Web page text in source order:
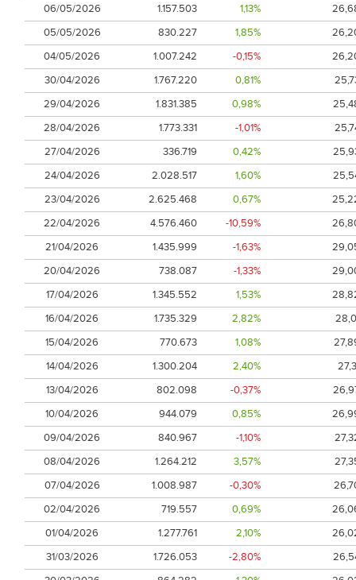
06/05/2026
1.157.503 1,13%
05/05/2026
830.227 1,85%
04/05/2026
1.007.242 -0,15%
30/04/2026
1.767.220 0,81%
29/04/2026
1.831.385 0,98%
28/04/2026
1.773.331 -1,01%
27/04/2026
336.719 0,42%
24/04/2026
2.028.517 1,60%
23/04/2026
2.625.468 0,67%
22/04/2026
4.576.460 -10,59%
21/04/2026
1.435.999 -1,63%
20/04/2026
738.087 -1,33%
17/04/2026
1.345.552 1,53%
16/04/2026
1.735.329 2,82%
15/04/2026
770.673 1,08%
14/04/2026
1.300.204 2,40%
13/04/2026
802.098 -0,37%
10/04/2026
944.079 0,85%
09/04/2026
840.967 -1,10%
08/04/2026
1.264.212 3,57%
07/04/2026
1.008.987 -0,30%
02/04/2026
719.557 0,69%
01/04/2026
1.277.761 2,10%
31/03/2026
1.726.053 -2,80%